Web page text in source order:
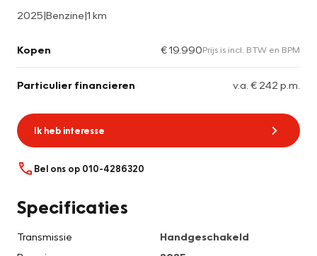
2025|Benzine|1 km
Kopen € 19.990Prijs is incl. BTW en BPM
Particulier financieren v.a. € 242 p.m.
Ik heb interesse
Bel ons op 010-4286320
Specificaties
Transmissie
Handgeschakeld